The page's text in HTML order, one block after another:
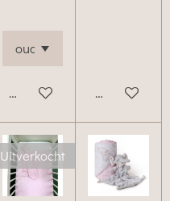
Bekijk details Bekijk details
Uitverkocht